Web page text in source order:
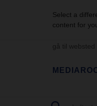
Select a
content for
gå til websted